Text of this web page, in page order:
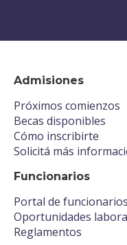
Admisiones
Próximos comienzos
Becas disponibles
Cómo inscribirte
Solicitá más
Funcionarios
Portal de funcionarios
Oportunidades
Reglamentos